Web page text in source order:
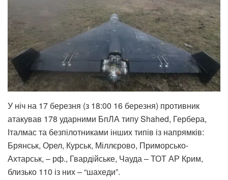
У ніч на 17 березня (з 18:00 16 березня) противник
атакував 178 ударними БпЛА типу Shahed, Гербера,
Італмас та безпілотниками інших типів із напрямків:
Брянськ, Орел, Курськ, Міллєрово, Приморсько-
Ахтарськ, – рф., Гвардійське, Чауда – ТОТ АР Крим,
близько 110 із них – “шахеди”.